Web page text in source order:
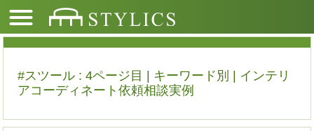
#スツール : 4ページ目 | キーワード別 | インテリ
アコーディネート依頼相談実例